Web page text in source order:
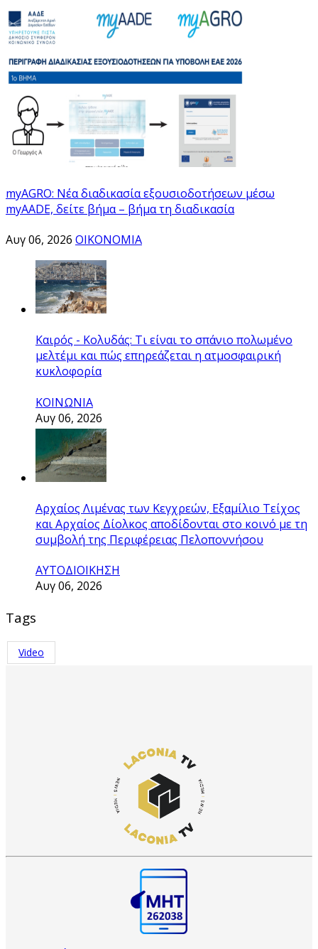
myAGRO: Νέα διαδικασία εξουσιοδοτήσεων μέσω
myAADE, δείτε βήμα – βήμα τη διαδικασία
Αυγ 06, 2026 ΟΙΚΟΝΟΜΙΑ
Καιρός - Κολυδάς: Τι είναι το σπάνιο πολωμένο
μελτέμι και πώς επηρεάζεται η ατμοσφαιρική
κυκλοφορία
ΚΟΙΝΩΝΙΑ
Αυγ 06, 2026
Αρχαίος Λιμένας των Κεγχρεών, Εξαμίλιο Τείχος
και Aρχαίος Δίολκος αποδίδονται στο κοινό με τη
συμβολή της Περιφέρειας Πελοποννήσου
ΑΥΤΟΔΙΟΙΚΗΣΗ
Αυγ 06, 2026
Tags
Video